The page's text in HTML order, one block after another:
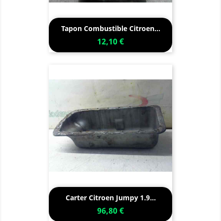
Tapon Combustible Citroen...
12,10 €
Carter Citroen Jumpy 1.9...
96,80 €